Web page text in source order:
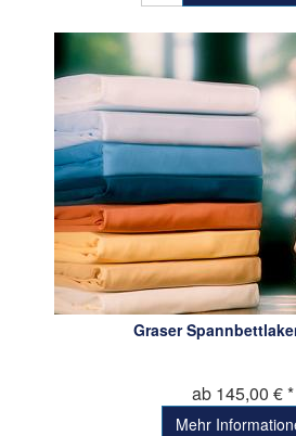
Graser
ab 145,00 € *
Mehr